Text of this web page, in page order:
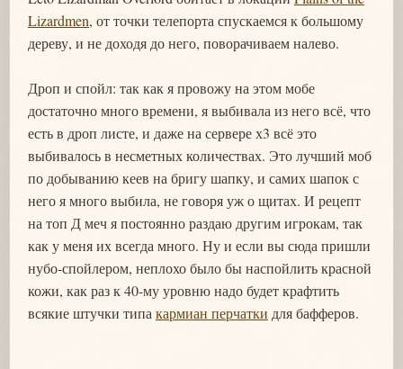
Lizardmen, от точки телепорта спускаемся к большому
дереву, и не доходя до него, поворачиваем налево.
Дроп и спойл: так как я провожу на этом мобе
достаточно много времени, я выбивала из него всё, что
есть в дроп листе, и даже на сервере х3 всё это
выбивалось в несметных количествах. Это лучший моб
по добыванию кеев на бригу шапку, и самих шапок с
него я много выбила, не говоря уж о щитах. И рецепт
на топ Д меч я постоянно раздаю другим игрокам, так
как у меня их всегда много. Ну и если вы сюда пришли
нубо-спойлером, неплохо было бы наспойлить красной
кожи, как раз к 40-му уровню надо будет крафтить
всякие штучки типа кармиан перчатки для бафферов.